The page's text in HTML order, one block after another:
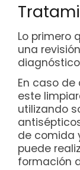
Lo primero
una
En caso
este
utilizando
de comida
puede
formación